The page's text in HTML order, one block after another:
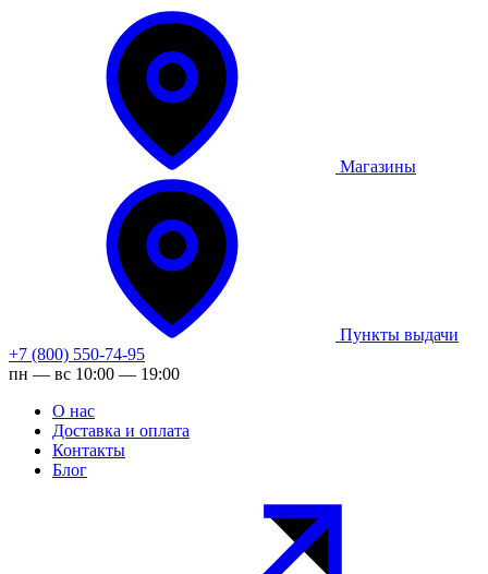
Магазины
Пункты выдачи
+7 (800) 550-74-95
пн — вс 10:00 — 19:00
О нас
Доставка и оплата
Контакты
Блог